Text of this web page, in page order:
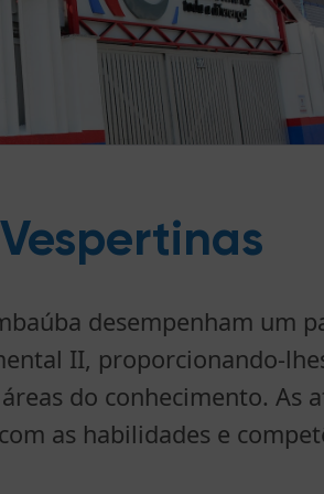
desempenham um
II, proporcionando-
do conhecimento. As
as habilidades e